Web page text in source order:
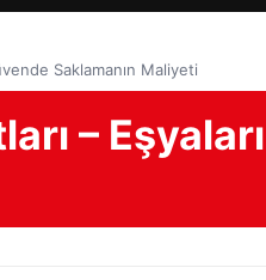
Saklamanın Maliyeti
–